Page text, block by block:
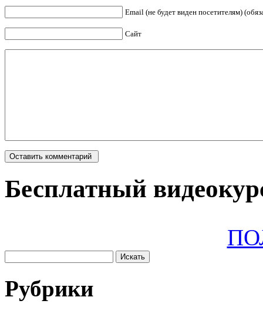
Email (не будет виден посетителям)
Сайт
Бесплатный
Рубрики